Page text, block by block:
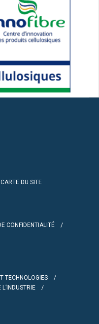
CARTE DU SITE
CONFIDENTIALITÉ
TECHNOLOGIES
L’INDUSTRIE